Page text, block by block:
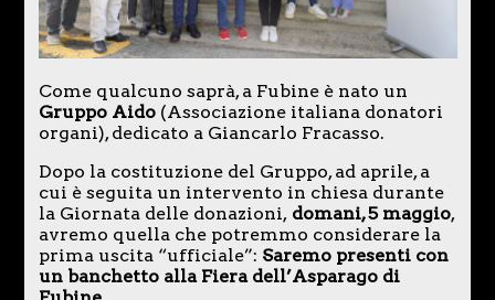
Come qualcuno saprà, a Fubine è nato un
Gruppo Aido(Associazione italiana donatori
organi), dedicato a Giancarlo Fracasso.
Dopo la costituzione del Gruppo, ad aprile, a
cui è seguita un intervento in chiesa durante
la Giornata delle donazioni,domani, 5 maggio,
avremo quella che potremmo considerare la
prima uscita “ufficiale”: Saremo presenti con
un banchetto alla Fiera dell’Asparago di